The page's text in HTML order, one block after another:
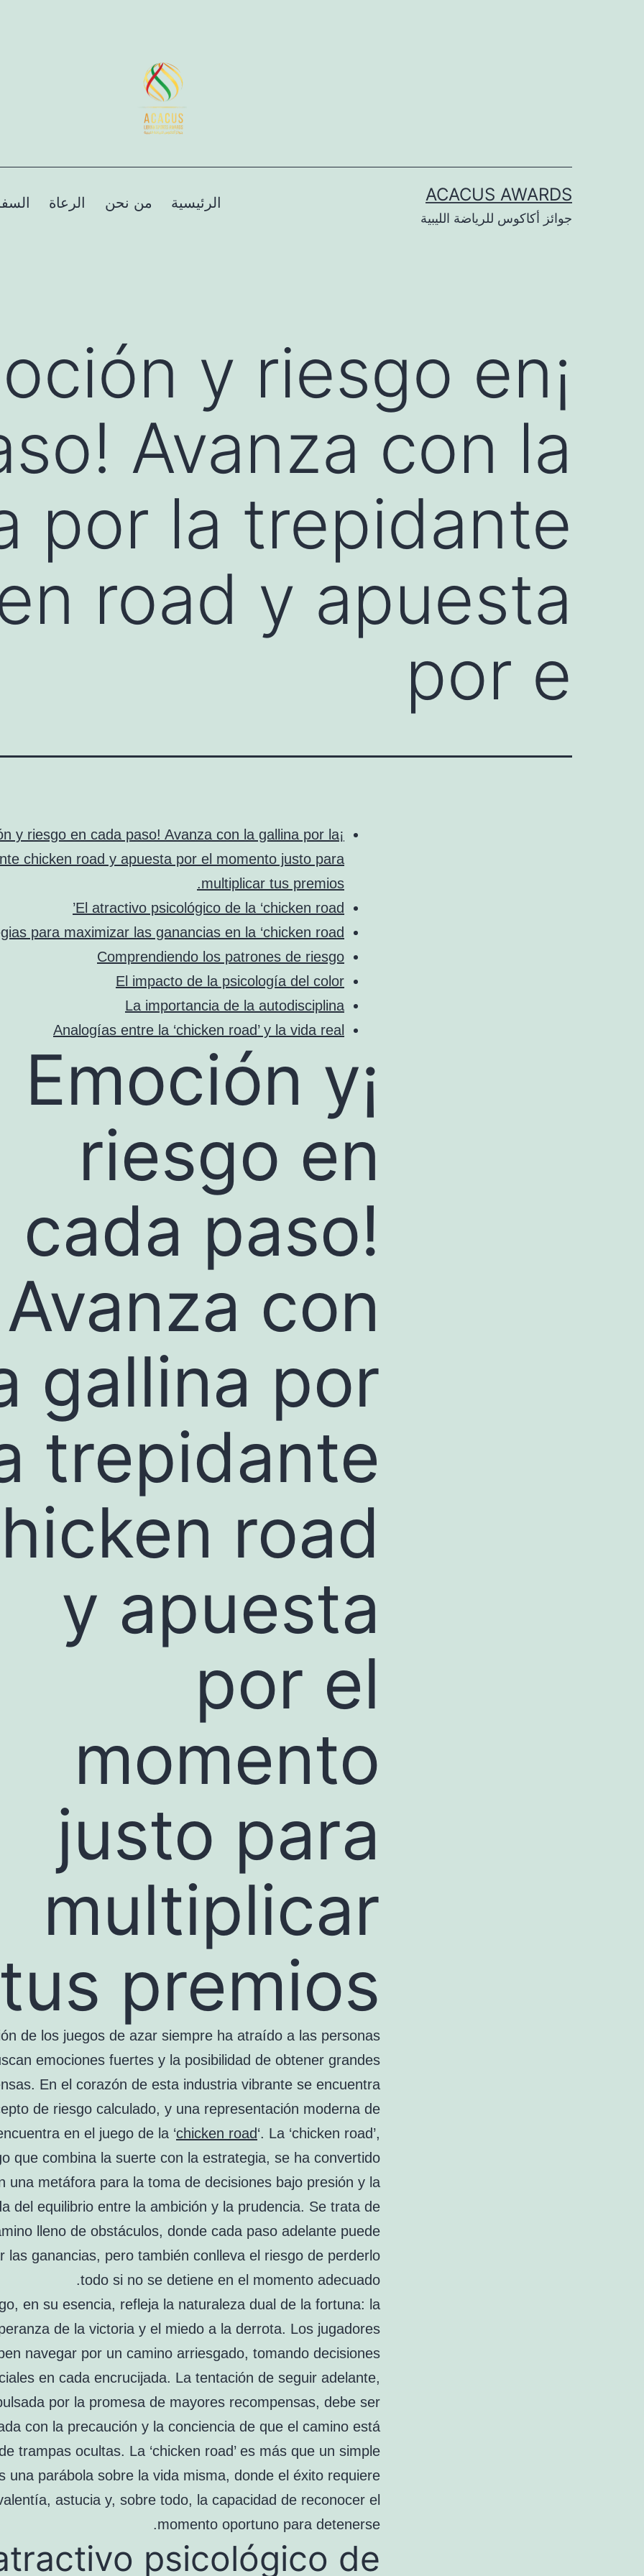
ACACUS AWARDS
جوائز أكاكوس للرياضة الليبية
الرئيسية من نحن الرعاة
y riesgo en
Avanza con la
por la trepidante
road y apuesta
por e
y riesgo en cada paso! Avanza con la gallina por la
chicken road y apuesta por el momento justo para
multiplicar tus premios.
El atractivo psicológico de la ‘chicken road’
para maximizar las ganancias en la ‘chicken road’
Comprendiendo los patrones de riesgo
El impacto de la psicología del color
La importancia de la autodisciplina
Analogías entre la ‘chicken road’ y la vida real
¡Emoción y
riesgo en
cada paso!
Avanza con
gallina por
trepidante
road
y apuesta
por el
momento
justo para
multiplicar
tus premios.
de los juegos de azar siempre ha atraído a las personas
emociones fuertes y la posibilidad de obtener grandes
En el corazón de esta industria vibrante se encuentra
de riesgo calculado, y una representación moderna de
en el juego de la ‘chicken road‘. La ‘chicken road’,
que combina la suerte con la estrategia, se ha convertido
una metáfora para la toma de decisiones bajo presión y la
del equilibrio entre la ambición y la prudencia. Se trata de
lleno de obstáculos, donde cada paso adelante puede
las ganancias, pero también conlleva el riesgo de perderlo
todo si no se detiene en el momento adecuado.
en su esencia, refleja la naturaleza dual de la fortuna: la
de la victoria y el miedo a la derrota. Los jugadores
navegar por un camino arriesgado, tomando decisiones
en cada encrucijada. La tentación de seguir adelante,
por la promesa de mayores recompensas, debe ser
con la precaución y la conciencia de que el camino está
trampas ocultas. La ‘chicken road’ es más que un simple
una parábola sobre la vida misma, donde el éxito requiere
astucia y, sobre todo, la capacidad de reconocer el
momento oportuno para detenerse.
psicológico de